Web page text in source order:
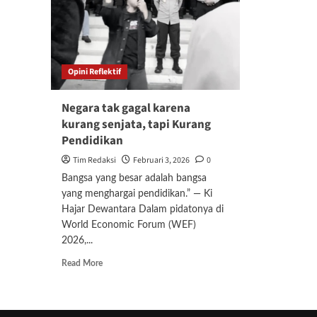
Opini Reflektif
Negara tak gagal karena
kurang senjata, tapi Kurang
Pendidikan
Tim Redaksi Februari 3, 2026 0
Bangsa yang besar adalah bangsa
yang menghargai pendidikan.” — Ki
Hajar Dewantara Dalam pidatonya di
World Economic Forum (WEF)
2026,...
Read MoreRead